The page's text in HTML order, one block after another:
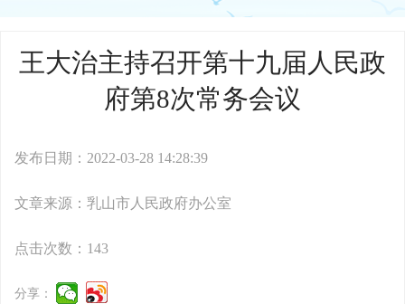
王大治主持召开第十九届人民政
府第8次常务会议
发布日期：2022-03-28 14:28:39
文章来源：乳山市人民政府办公室
点击次数： 143
分享：